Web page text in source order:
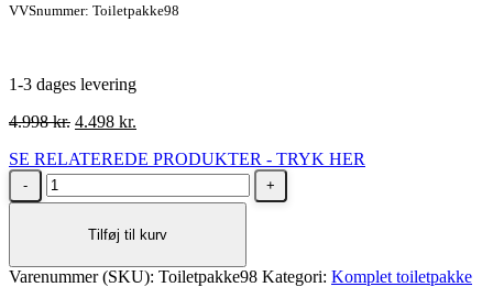
VVSnummer: Toiletpakke98
1-3 dages levering
4.998kr. Den
pris
var:
4.998 kr..
4.498 kr.
pris
er:
4.498 kr..
SE RELATEREDE PRODUKTER - TRYK HER
Komplet
toiletpakke
Rimless
i
Tilføj til kurv
Varenummer (SKU): Toiletpakke98 Kategori: Komplet toiletpakke